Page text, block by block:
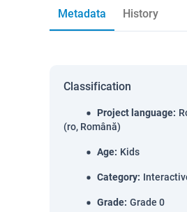
Metadata History
Classification
Project language:
(ro, Română)
Age: Kids
Category:
Grade: Grade 0